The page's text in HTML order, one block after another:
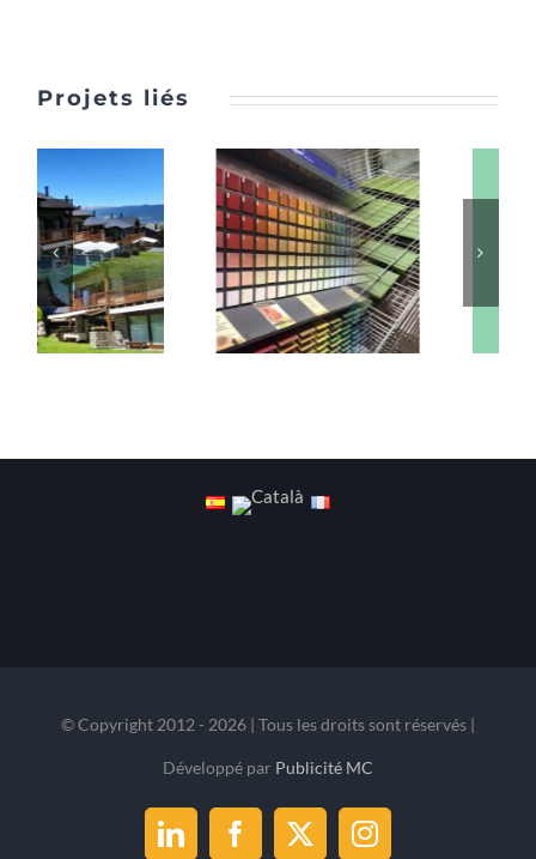
Projets liés
© Copyright 2012 - 2026 | Tous les droits sont réservés |
Développé par Publicité MC
LinkedInFacebook
X Instagram